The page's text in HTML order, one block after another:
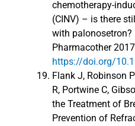
chemotherapy-
(CINV) – is there
with palonosetron?
Pharmacother
https://doi.org/
Flank J, Robinson
R, Portwine C,
the Treatment of
Prevention of